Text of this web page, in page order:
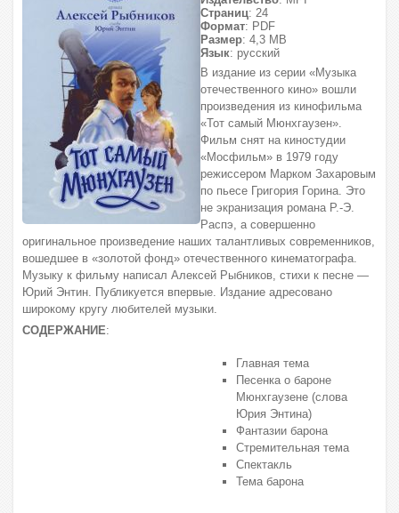
Страниц: 24
Формат: PDF
Размер: 4,3 МВ
Язык: русский
В издание из серии «Музыка
отечественного кино» вошли
произведения из кинофильма
«Тот самый Мюнхгаузен».
Фильм снят на киностудии
«Мосфильм» в 1979 году
режиссером Марком Захаровым
по пьесе Григория Горина. Это
не экранизация романа Р.-Э.
Распэ, а совершенно
оригинальное произведение наших талантливых современников,
вошедшее в «золотой фонд» отечественного кинематографа.
Музыку к фильму написал Алексей Рыбников, стихи к песне —
Юрий Энтин. Публикуется впервые. Издание адресовано
широкому кругу любителей музыки.
СОДЕРЖАНИЕ:
Главная тема
Песенка о бароне
Мюнхгаузене (слова
Юрия Энтина)
Фантазии барона
Стремительная тема
Спектакль
Тема барона